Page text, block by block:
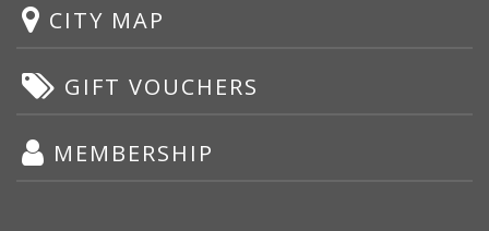
CITY MAP
GIFT VOUCHERS
MEMBERSHIP